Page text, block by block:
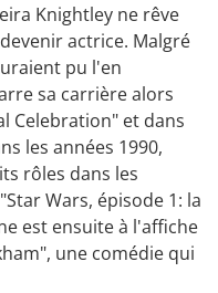
Knightley ne rêve
actrice. Malgré
pu l'en
sa carrière alors
Celebration" et dans
les années 1990,
rôles dans les
Wars, épisode 1: la
est ensuite à l'affiche
une comédie qui